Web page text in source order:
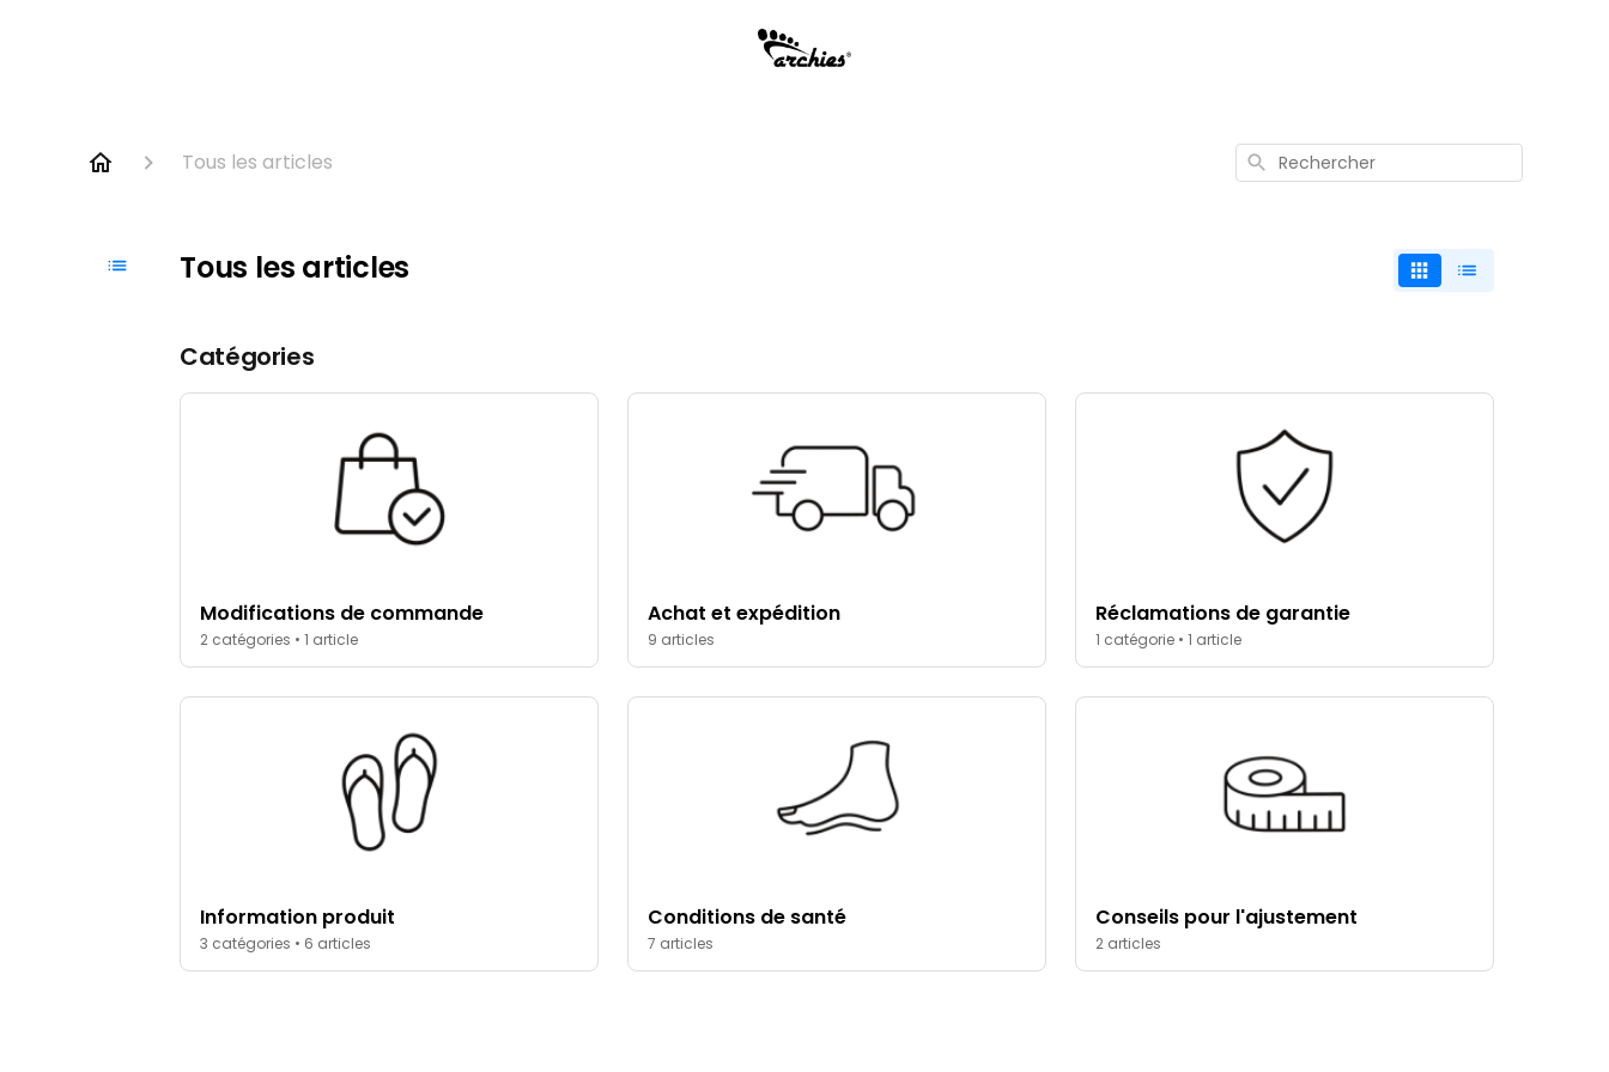
Tous les articles Rechercher
Tous les articles
Catégories
Modifications de commande
2 catégories • 1 article
Achat et expédition
9 articles
Réclamations de garantie
1 catégorie • 1 article
Information produit
3 catégories • 6 articles
Conditions de santé
7 articles
Conseils pour l'ajustement
2 articles